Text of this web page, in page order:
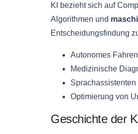
KI bezieht sich auf
Algorithmen und
Entscheidungsfindung
Autonomes Fahren
Medizinische
Optimierung von
Geschichte der